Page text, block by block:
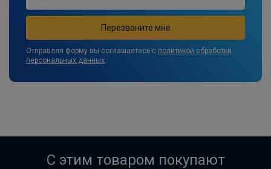
Отправляя форму вы соглашаетесь с политикой обработки
персональных данных.
C этим товаром покупают